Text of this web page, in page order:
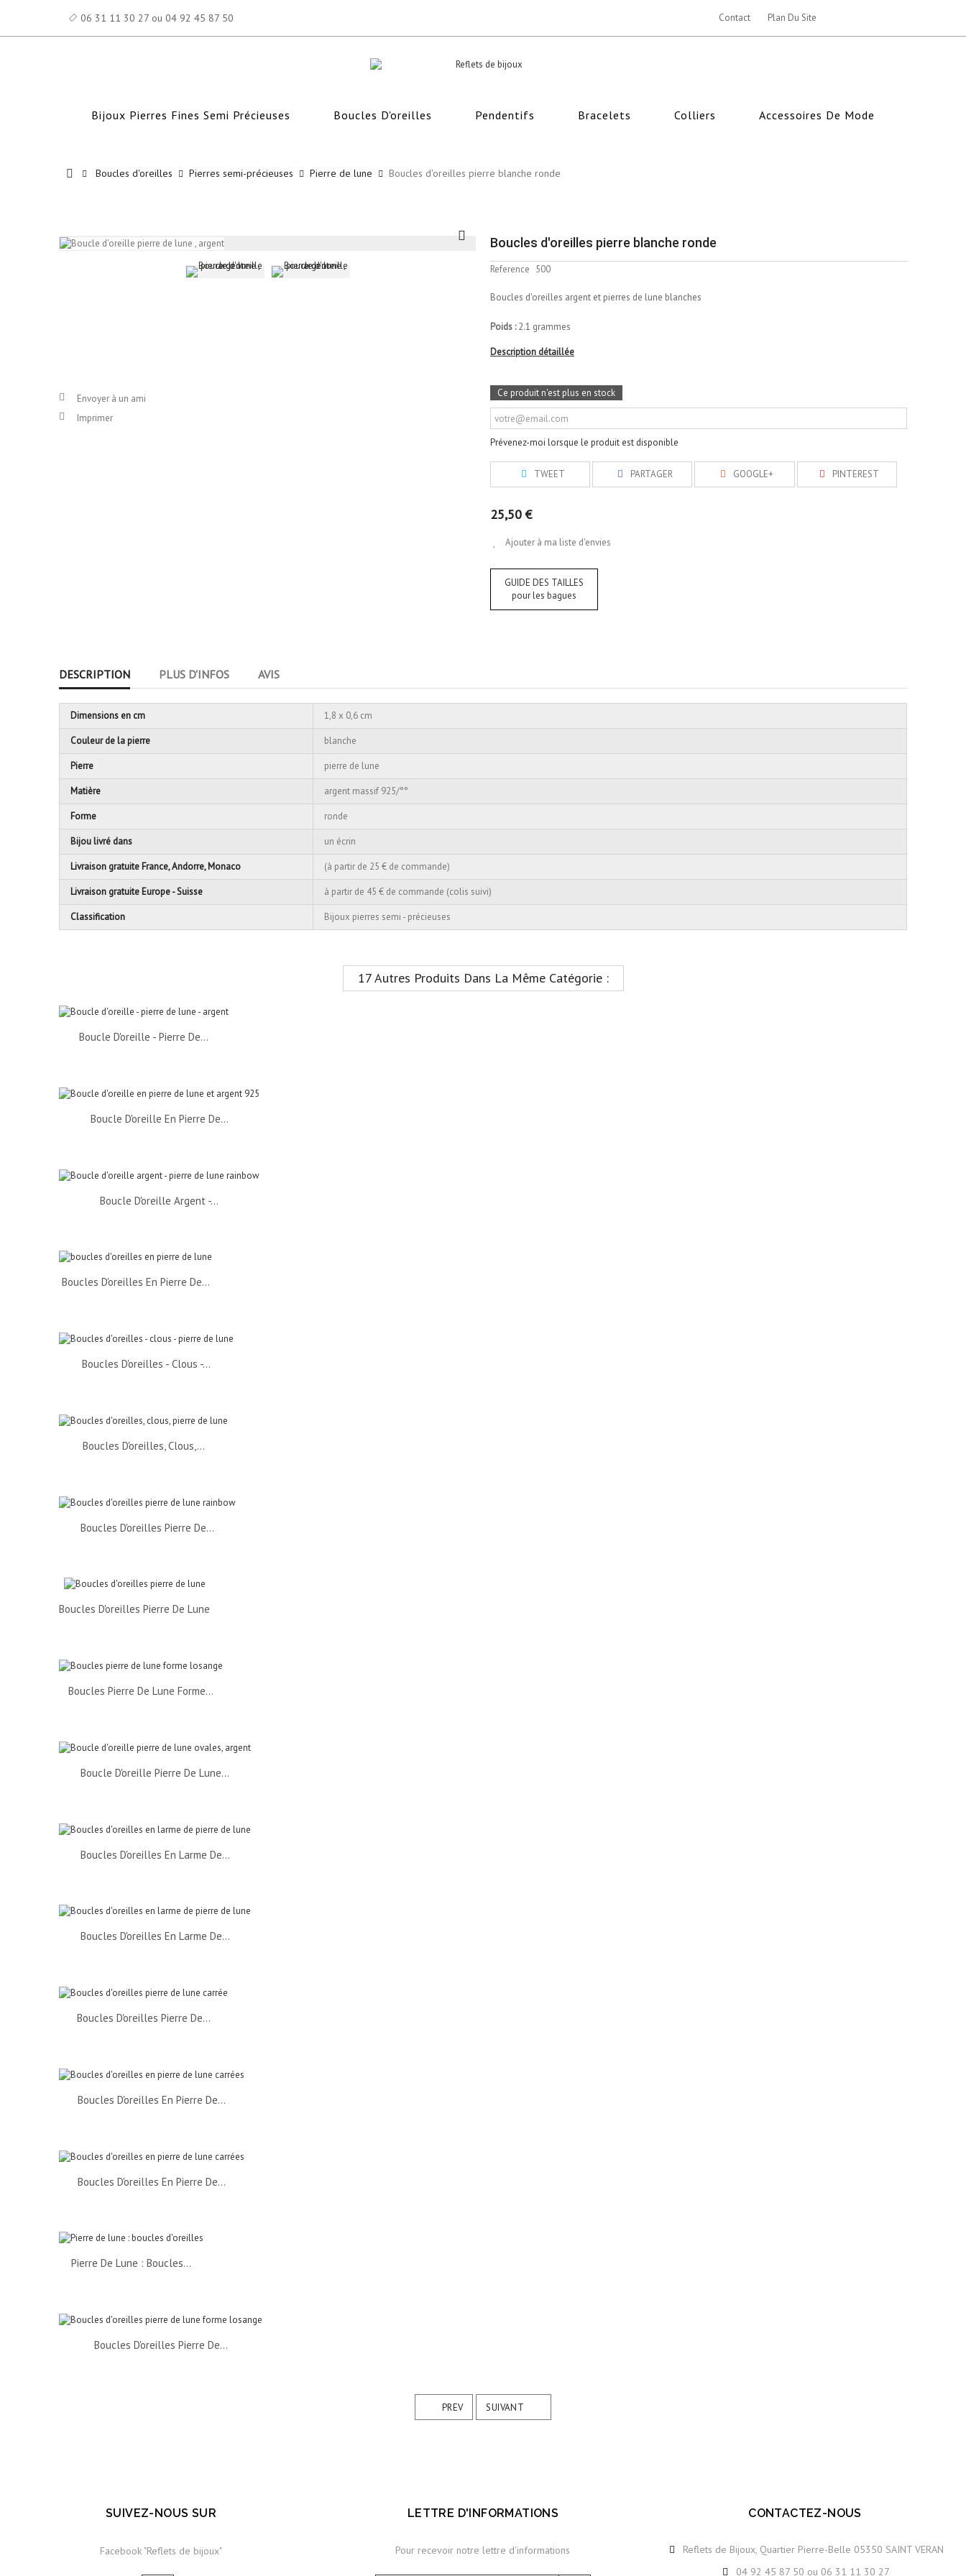
06 31 11 30 27 ou 04 92 45 87 50 Contact Plan Du Site
Bijoux Pierres Fines Semi Précieuses Boucles D'oreilles Pendentifs Bracelets Colliers Accessoires De Mode
Boucles d'oreilles Pierres semi-précieuses Pierre de lune Boucles d'oreilles pierre blanche ronde
Envoyer à un ami
Imprimer
Boucles d'oreilles pierre blanche ronde
Reference 500
Boucles d'oreilles argent et pierres de lune blanches
Poids :2.1 grammes
Description détaillée
Ce produit n'est plus en stock
Prévenez-moi lorsque le produit est disponible
TWEET PARTAGER GOOGLE+ PINTEREST
25,50 €
Ajouter à ma liste d'envies
GUIDE DES TAILLES
pour les bagues
DESCRIPTION PLUS D'INFOS AVIS
Dimensions en cm 1,8 x 0,6 cm
Couleur de la pierre blanche
Pierre pierre de lune
Matière argent massif 925/°°
Forme ronde
Bijou livré dans un écrin
Livraison gratuite France, Andorre, Monaco (à partir de 25 € de commande)
Livraison gratuite Europe - Suisse à partir de 45 € de commande (colis suivi)
Classification Bijoux pierres semi - précieuses
17 Autres Produits Dans La Même Catégorie :
Boucle D'oreille - Pierre De...
Boucle D'oreille En Pierre De...
Boucle D'oreille Argent -...
Boucles D'oreilles En Pierre De...
Boucles D'oreilles - Clous -...
Boucles D'oreilles, Clous,...
Boucles D'oreilles Pierre De...
Boucles D'oreilles Pierre De Lune
Boucles Pierre De Lune Forme...
Boucle D'oreille Pierre De Lune...
Boucles D'oreilles En Larme De...
Boucles D'oreilles En Larme De...
Boucles D'oreilles Pierre De...
Boucles D'oreilles En Pierre De...
Boucles D'oreilles En Pierre De...
Pierre De Lune : Boucles...
Boucles D'oreilles Pierre De...
PREV SUIVANT
SUIVEZ-NOUS SUR
Facebook "Reflets de bijoux"
LETTRE D'INFORMATIONS
Pour recevoir notre lettre d'informations
CONTACTEZ-NOUS
Reflets de Bijoux, Quartier Pierre-Belle 05350 SAINT VERAN
04 92 45 87 50 ou 06 31 11 30 27